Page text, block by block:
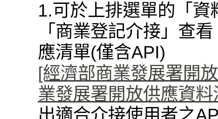
1.可於上排選單的「
「商業登記介接」查
應清單(僅含API)
[經濟部商業發展署開
業發展署開放供應資
出適合介接使用者之